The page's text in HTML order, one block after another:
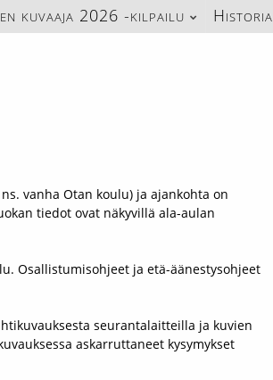
kuvaaja 2026 -kilpailu Historia
vanha Otan koulu) ja ajankohta on
tiedot ovat näkyvillä ala-aulan
Osallistumisohjeet ja etä-äänestysohjeet
seurantalaitteilla ja kuvien
askarruttaneet kysymykset